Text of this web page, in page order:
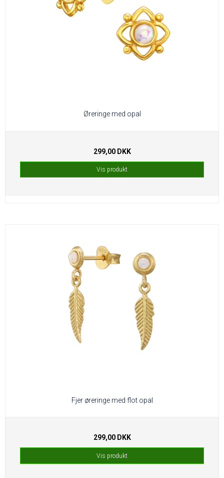
Øreringe med opal
299,00 DKK
Vis produkt
Fjer øreringe med flot opal
299,00 DKK
Vis produkt